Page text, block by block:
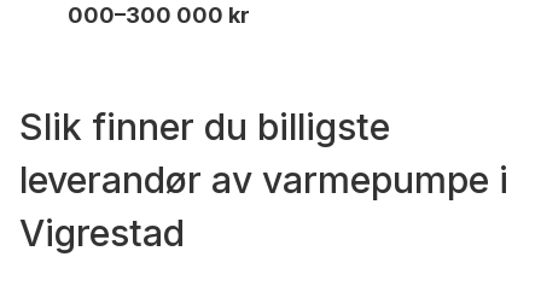
000–300 000 kr
Slik finner du billigste
leverandør av varmepumpe i
Vigrestad